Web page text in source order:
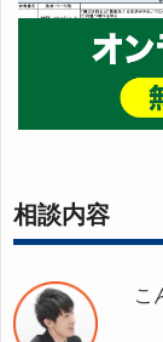
相談内容
こ